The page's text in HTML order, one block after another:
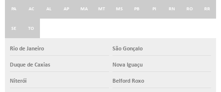
PA AC AL AP MA MT MS PB PI RN RO RR
SE TO
Rio de Janeiro São Gonçalo
Duque de Caxias Nova Iguaçu
Niterói Belford Roxo